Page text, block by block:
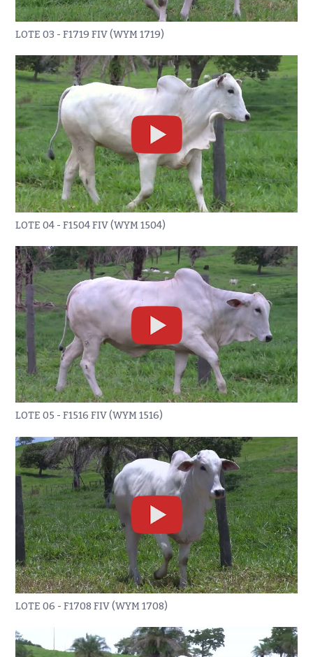
LOTE 03 - F1719 FIV (WYM 1719)
LOTE 04 - F1504 FIV (WYM 1504)
LOTE 05 - F1516 FIV (WYM 1516)
LOTE 06 - F1708 FIV (WYM 1708)